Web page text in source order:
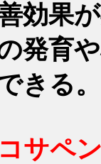
効果
発育
きる。
サペ